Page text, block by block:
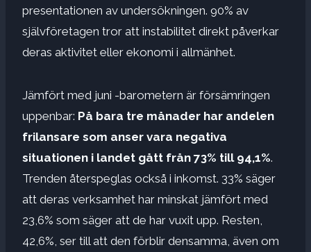
presentationen av undersökningen. 90% av
självföretagen tror att instabilitet direkt påverkar
deras aktivitet eller ekonomi i allmänhet.
Jämfört med juni -barometern är försämringen
uppenbar: På bara tre månader har andelen
frilansare som anser vara negativa
situationen i landet gått från 73% till 94,1%.
Trenden återspeglas också i inkomst. 33% säger
att deras verksamhet har minskat jämfört med
23,6% som säger att de har vuxit upp. Resten,
42,6%, ser till att den förblir densamma, även om